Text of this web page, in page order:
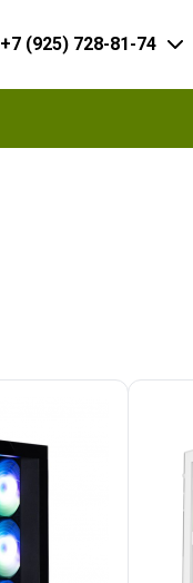
+7 (925) 728-81-74